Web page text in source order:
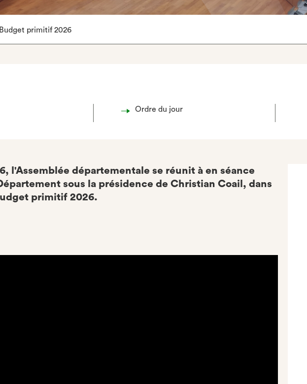
primitif 2026
Ordre du jour
l'Assemblée départementale se réunit à en séance
sous la présidence de Christian Coail, dans
primitif 2026.